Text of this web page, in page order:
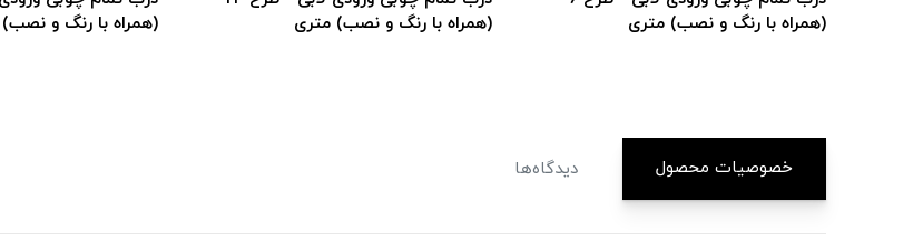
(همراه با رنگ و نصب) متری
(همراه با رنگ و نصب) متری
(همراه با رنگ و
خصوصیات محصول دیدگاه‌ها